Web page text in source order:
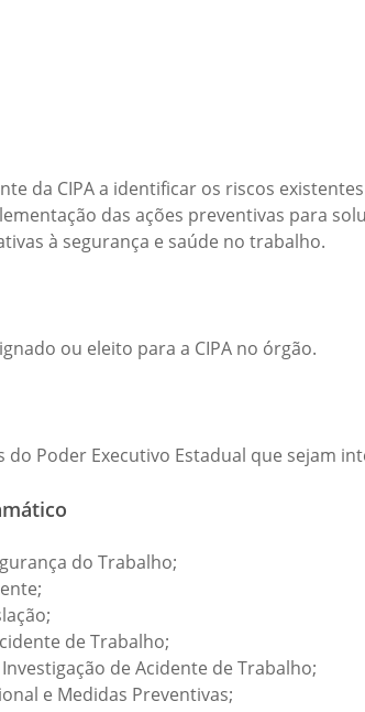
da CIPA a identificar os riscos
das ações preventivas para
à segurança e saúde no trabalho.
ou eleito para a CIPA no órgão.
do Poder Executivo Estadual que sejam
do Trabalho;
de Trabalho;
de Acidente de Trabalho;
e Medidas Preventivas;